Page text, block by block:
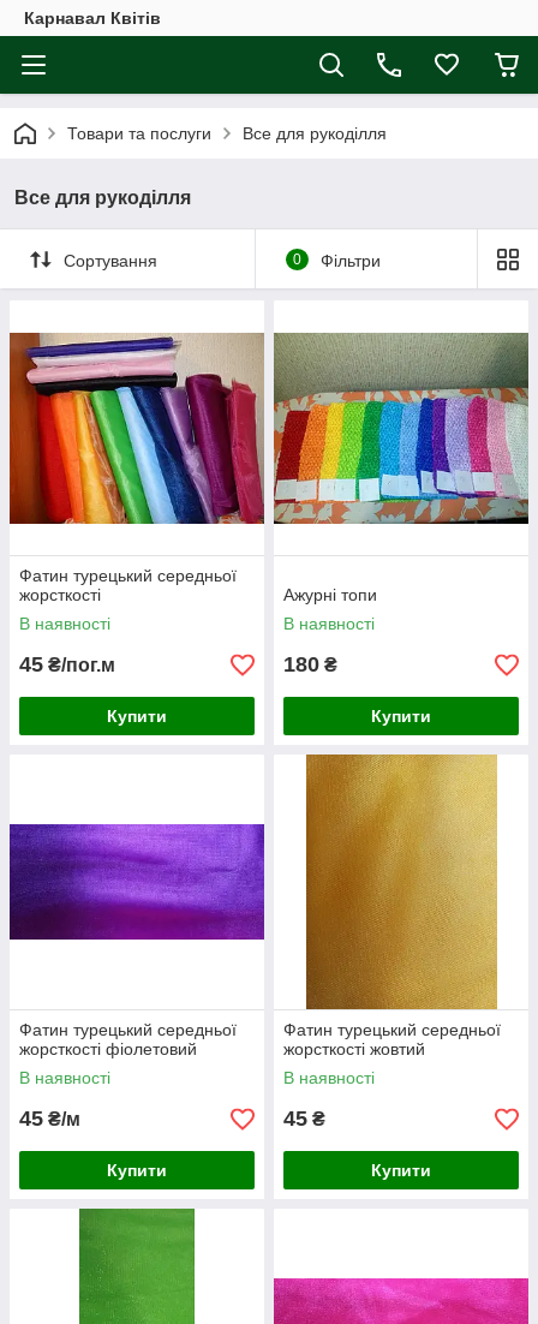
Карнавал Квітів
Товари та послуги Все для рукоділля
Все для рукоділля
Сортування 0 Фільтри
Фатин турецький середньої
жорсткості
В наявності
45 ₴/пог.м
Купити
Ажурні топи
В наявності
180 ₴
Купити
Фатин турецький середньої
жорсткості фіолетовий
В наявності
45 ₴/м
Купити
Фатин турецький середньої
жорсткості жовтий
В наявності
45 ₴
Купити